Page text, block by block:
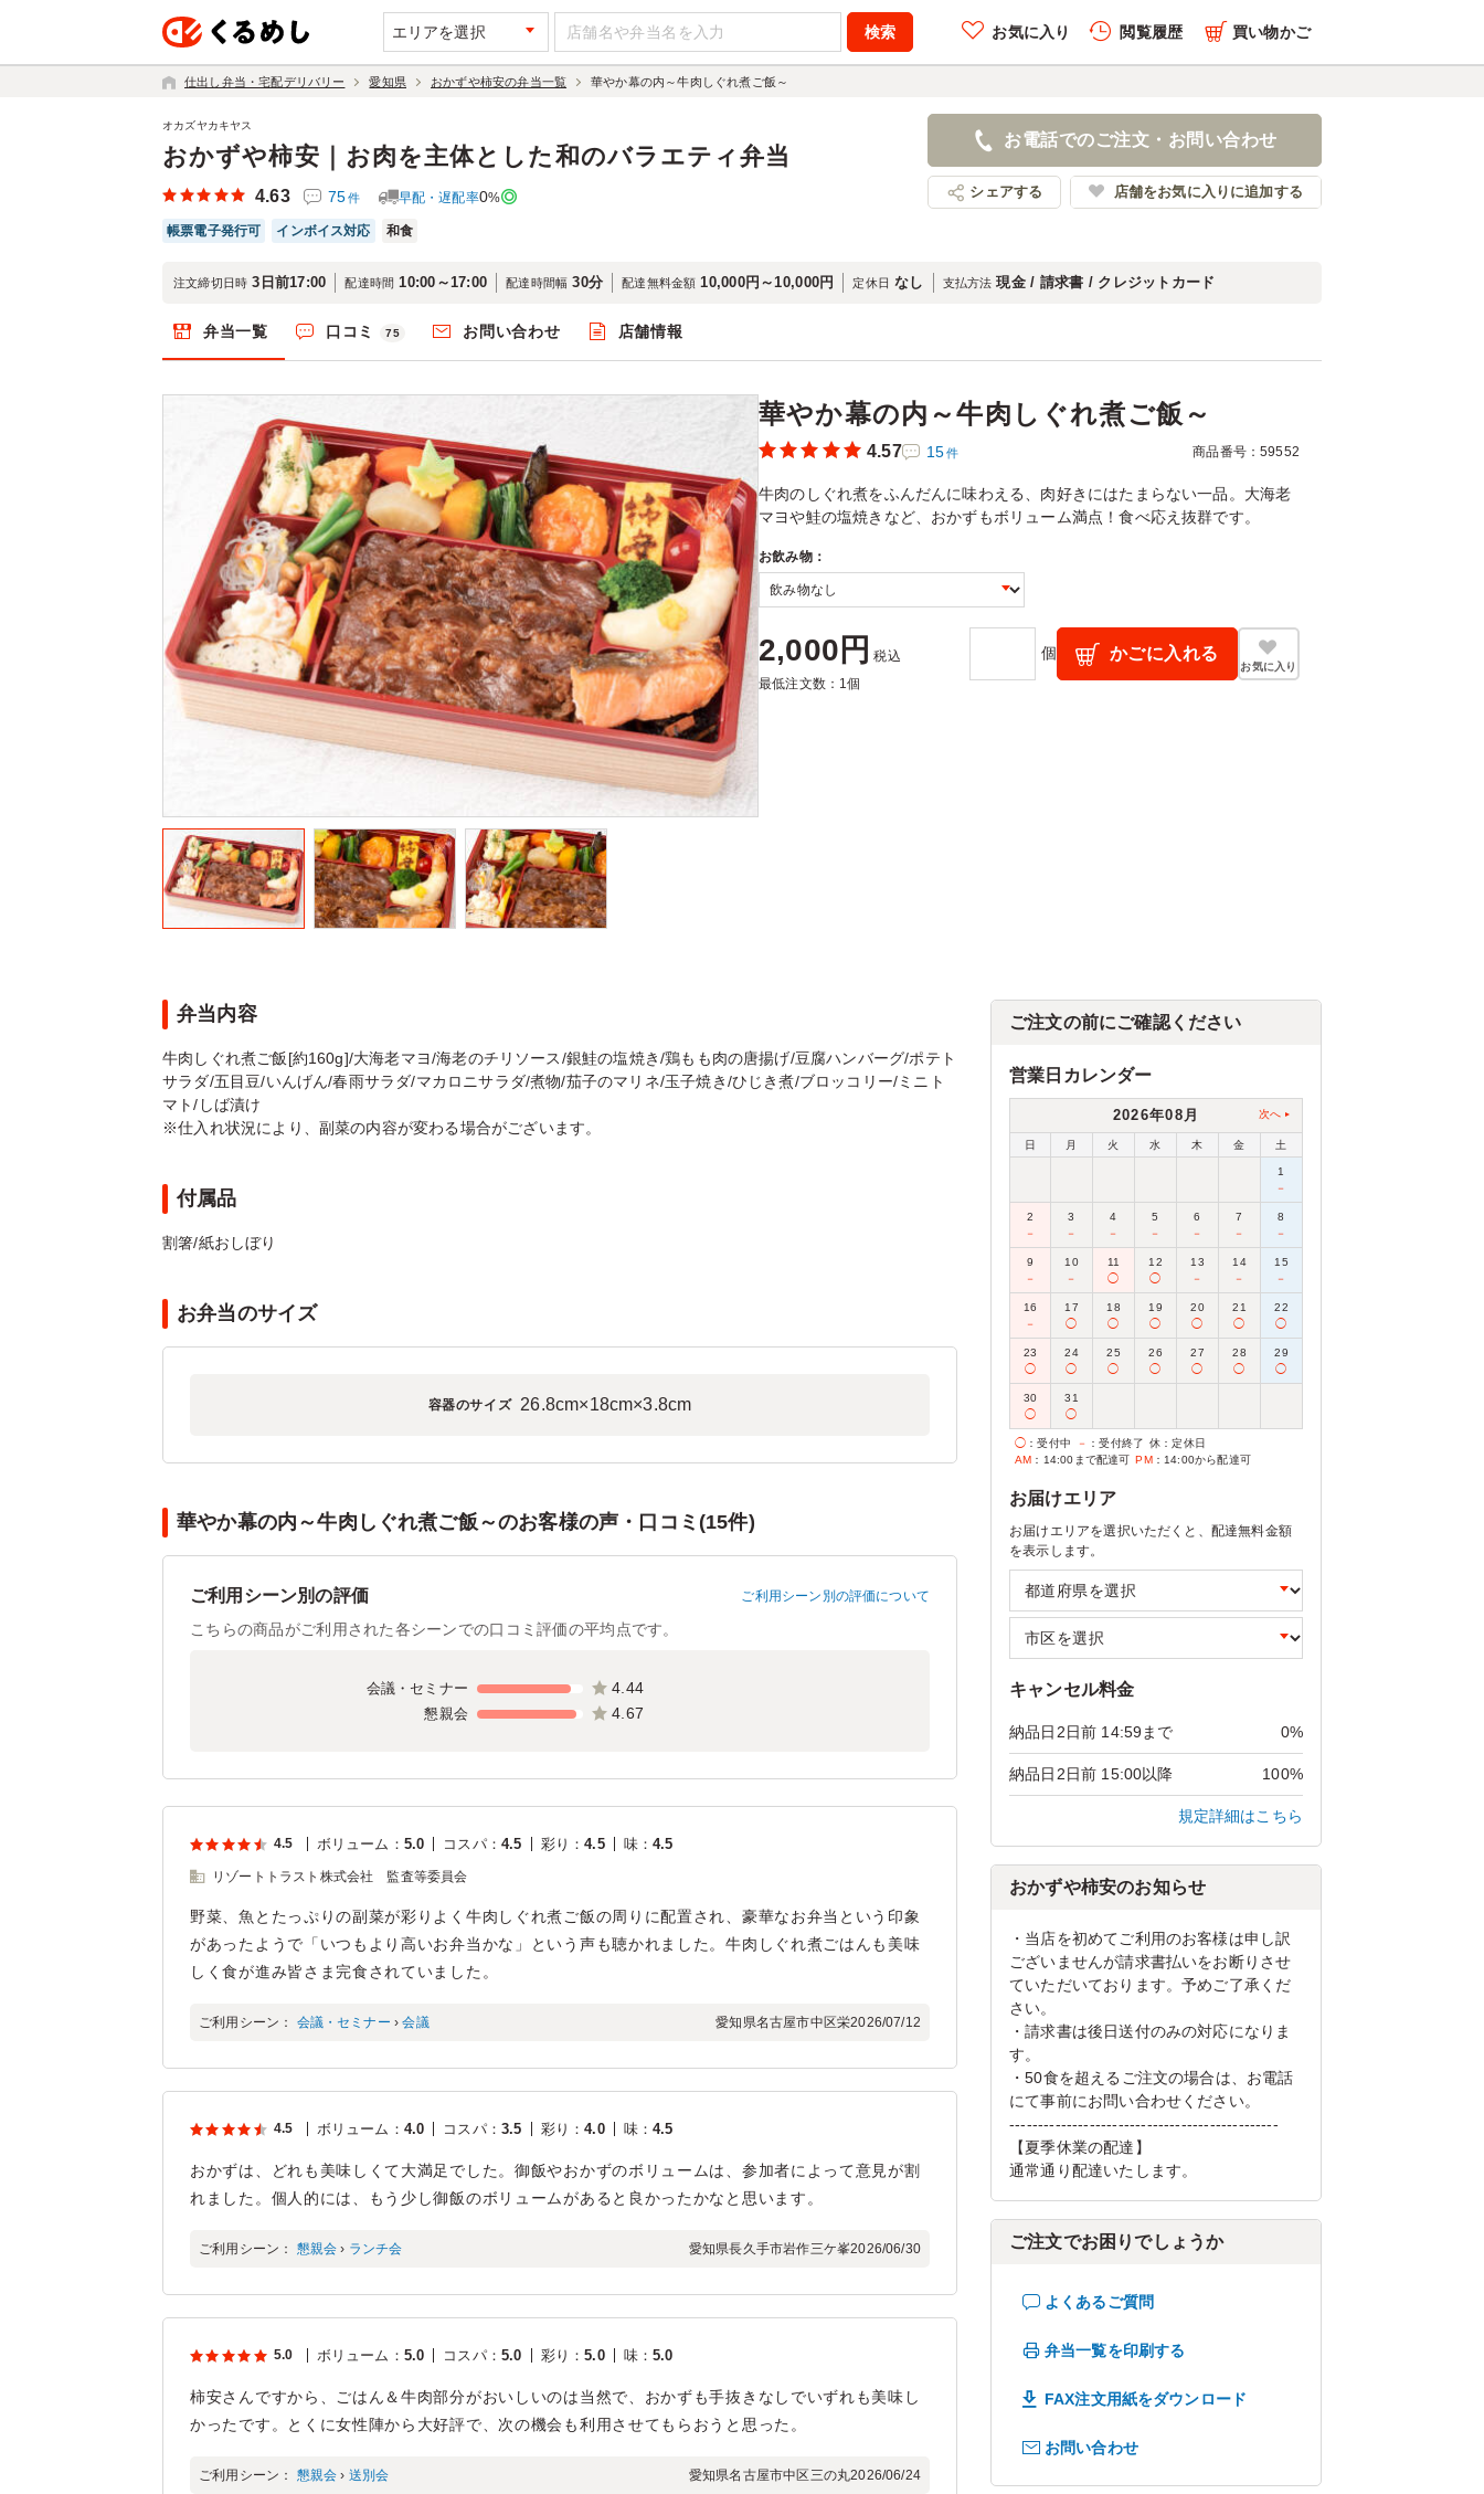
エリアを選択 お気に入り 閲覧履歴
履歴を全件削除する
店舗名：おかずや柿安
買い物かご
仕出し弁当・宅配デリバリー 愛知県 おかずや柿安の弁当一覧 華やか幕の内～牛肉しぐれ煮ご飯～
おかずや柿安｜お肉を主体とした和のバラエティ弁当
オカズヤカキヤス
4.63 75件 早配・遅配率0%
帳票電子発行可 インボイス対応 和食
お電話でのご注文・お問い合わせ
シェアする 店舗をお気に入りに追加する
注文締切日時 3日前17:00 配達時間 10:00～17:00 配達時間幅 30分 配達無料金額 10,000円～10,000円 定休日 なし 支払方法 現金 / 請求書 / クレジットカード
弁当一覧 口コミ 75 お問い合わせ 店舗情報
華やか幕の内～牛肉しぐれ煮ご飯～
4.57 15件 商品番号：59552
牛肉のしぐれ煮をふんだんに味わえる、肉好きにはたまらない一品。大海老
マヨや鮭の塩焼きなど、おかずもボリューム満点！食べ応え抜群です。
お飲み物：
2,000円 税込
最低注文数：1個
個 かごに入れる
お気に入り
弁当内容
牛肉しぐれ煮ご飯[約160g]/大海老マヨ/海老のチリソース/銀鮭の塩焼き/鶏もも肉の唐揚げ/豆腐ハンバーグ/ポテト
サラダ/五目豆/いんげん/春雨サラダ/マカロニサラダ/煮物/茄子のマリネ/玉子焼き/ひじき煮/ブロッコリー/ミニト
マト/しば漬け
※仕入れ状況により、副菜の内容が変わる場合がございます。
付属品
割箸/紙おしぼり
お弁当のサイズ
容器のサイズ 26.8cm×18cm×3.8cm
華やか幕の内～牛肉しぐれ煮ご飯～のお客様の声・口コミ(15件)
ご利用シーン別の評価 ご利用シーン別の評価について
こちらの商品がご利用された各シーンでの口コミ評価の平均点です。
会議・セミナー 4.44
懇親会 4.67
4.5 ボリューム ： 5.0 コスパ： 4.5 彩り ：4.5 味：4.5
リゾートトラスト株式会社 監査等委員会
野菜、魚とたっぷりの副菜が彩りよく牛肉しぐれ煮ご飯の周りに配置され、豪華なお弁当という印象
があったようで「いつもより高いお弁当かな」という声も聴かれました。牛肉しぐれ煮ごはんも美味
しく食が進み皆さま完食されていました。
ご利用シーン： 会議・セミナー ›会議 愛知県名古屋市中区栄2026/07/12
4.5 ボリューム ： 4.0 コスパ： 3.5 彩り ：4.0 味：4.5
おかずは、どれも美味しくて大満足でした。御飯やおかずのボリュームは、参加者によって意見が割
れました。個人的には、もう少し御飯のボリュームがあると良かったかなと思います。
ご利用シーン： 懇親会 › ランチ会 愛知県長久手市岩作三ケ峯2026/06/30
5.0 ボリューム ： 5.0 コスパ： 5.0 彩り ：5.0 味：5.0
柿安さんですから、ごはん＆牛肉部分がおいしいのは当然で、おかずも手抜きなしでいずれも美味し
かったです。とくに女性陣から大好評で、次の機会も利用させてもらおうと思った。
ご利用シーン： 懇親会 › 送別会 愛知県名古屋市中区三の丸2026/06/24
ご注文の前にご確認ください
営業日カレンダー
2026年08月 次へ
日 月 火 水 木 金 土
1
－
2
－
3
－
4
－
5
－
6
－
7
－
8
－
9
－
10
－
11
◯
12
◯
13
－
14
－
15
－
16
－
17
◯
18
◯
19
◯
20
◯
21
◯
22
◯
23
◯
24
◯
25
◯
26
◯
27
◯
28
◯
29
◯
30
◯
31
◯
◯ ：受付中 － ：受付終了 休 ：定休日
AM ：14:00まで配達可 PM：14:00から配達可
お届けエリア
お届けエリアを選択いただくと、配達無料金額
を表示します。
キャンセル料金
納品日2日前 14:59まで 0%
納品日2日前 15:00以降 100%
規定詳細はこちら
おかずや柿安のお知らせ
・当店を初めてご利用のお客様は申し訳
ございませんが請求書払いをお断りさせ
ていただいております。予めご了承くだ
さい。
・請求書は後日送付のみの対応になりま
す。
・50食を超えるご注文の場合は、お電話
にて事前にお問い合わせください。
-----------------------------------------------
【夏季休業の配達】
通常通り配達いたします。
ご注文でお困りでしょうか
よくあるご質問
弁当一覧を印刷する
FAX注文用紙をダウンロード
お問い合わせ